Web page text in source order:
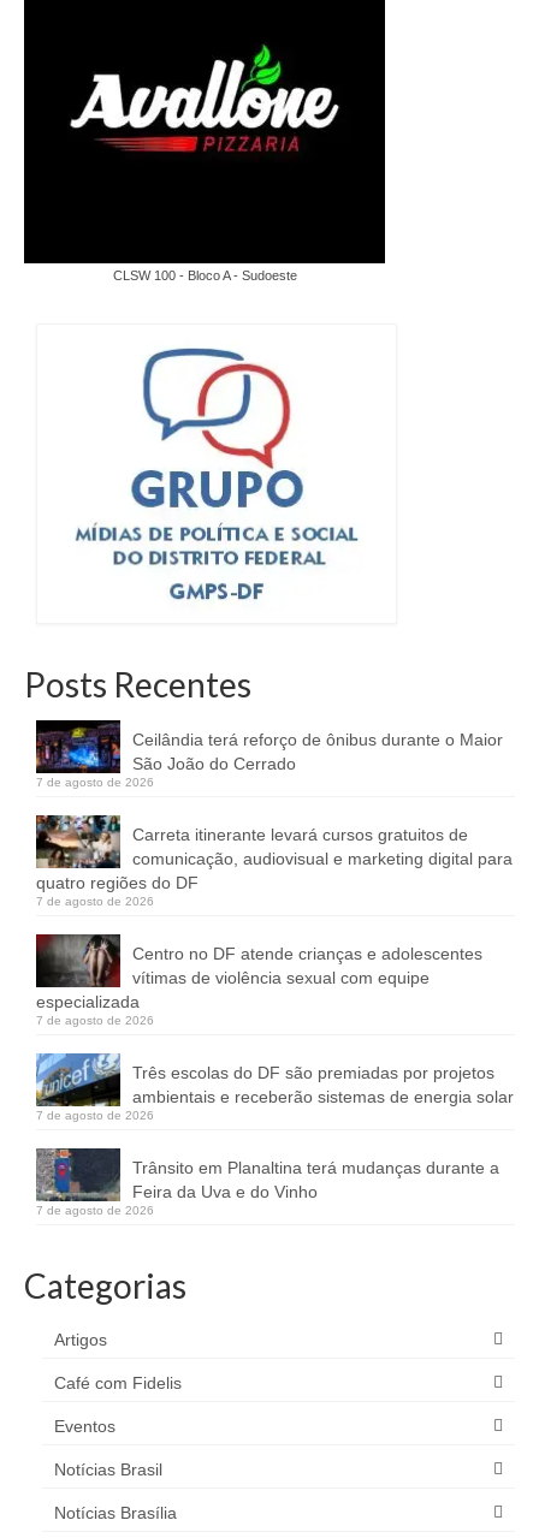
CLSW 100 - Bloco A - Sudoeste
Posts Recentes
Ceilândia terá reforço de ônibus durante o Maior
São João do Cerrado
7 de agosto de 2026
Carreta itinerante levará cursos gratuitos de
comunicação, audiovisual e marketing digital para
quatro regiões do DF
7 de agosto de 2026
Centro no DF atende crianças e adolescentes
vítimas de violência sexual com equipe
especializada
7 de agosto de 2026
Três escolas do DF são premiadas por projetos
ambientais e receberão sistemas de energia solar
7 de agosto de 2026
Trânsito em Planaltina terá mudanças durante a
Feira da Uva e do Vinho
7 de agosto de 2026
Categorias
Artigos
Café com Fidelis
Eventos
Notícias Brasil
Notícias Brasília